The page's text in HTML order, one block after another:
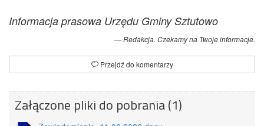
Informacja prasowa Urzędu Gminy Sztutowo
Redakcja. Czekamy na Twoje informacje.
Przejdź do komentarzy
Załączone pliki do pobrania (1)